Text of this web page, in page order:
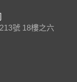
號 18樓之六